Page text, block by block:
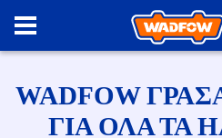
WADFOW
ΓΙΑ ΟΛΑ ΤΑ